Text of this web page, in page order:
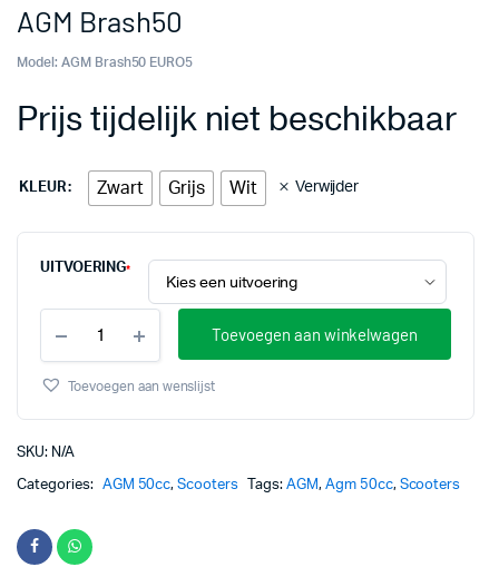
AGM Brash50
Model: AGM Brash50 EURO5
Prijs tijdelijk niet beschikbaar
KLEUR Zwart Grijs Wit Verwijder
UITVOERING*
Brash50
stuks
Toevoegen aan winkelwagen
Toevoegen aan wenslijst
SKU: N/A
Categories: AGM 50cc,Scooters Tags: AGM, Agm 50cc, Scooters